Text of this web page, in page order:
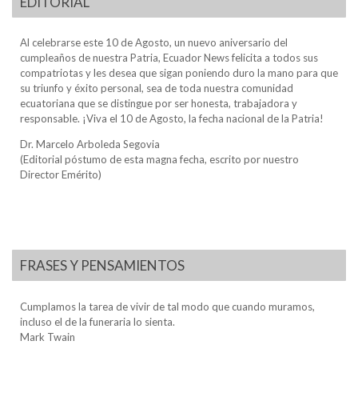
Al celebrarse este 10 de Agosto, un nuevo aniversario del
cumpleaños de nuestra Patria, Ecuador News felicita a todos sus
compatriotas y les desea que sigan poniendo duro la mano para que
su triunfo y éxito personal, sea de toda nuestra comunidad
ecuatoriana que se distingue por ser honesta, trabajadora y
responsable. ¡Viva el 10 de Agosto, la fecha nacional de la Patria!
Dr. Marcelo Arboleda Segovia
(Editorial póstumo de esta magna fecha, escrito por nuestro
Director Emérito)
FRASES Y PENSAMIENTOS
Cumplamos la tarea de vivir de tal modo que cuando muramos,
incluso el de la funeraria lo sienta.
Mark Twain